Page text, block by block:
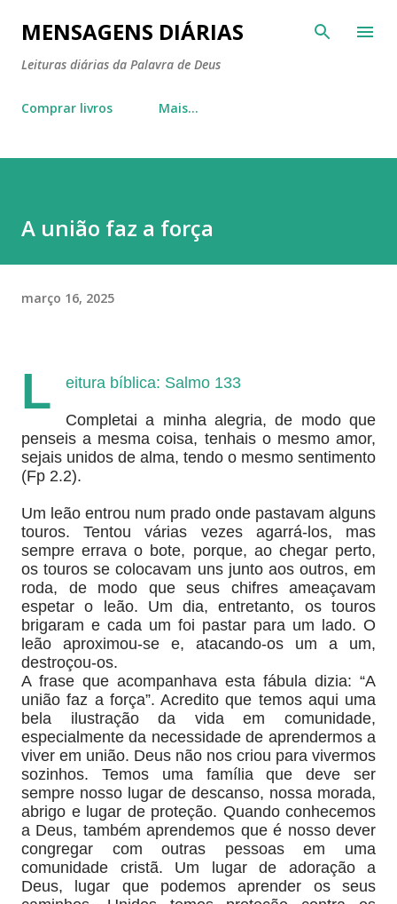
Pular para o conteúdo principal
MENSAGENS DIÁRIAS
Leituras diárias da Palavra de Deus
Comprar livros Mais…
A união faz a força
março 16, 2025
L eitura bíblica: Salmo 133
Completai a minha alegria, de modo que
penseis a mesma coisa, tenhais o mesmo amor,
sejais unidos de alma, tendo o mesmo sentimento
(Fp 2.2).
Um leão entrou num prado onde pastavam alguns
touros. Tentou várias vezes agarrá-los, mas
sempre errava o bote, porque, ao chegar perto,
os touros se colocavam uns junto aos outros, em
roda, de modo que seus chifres ameaçavam
espetar o leão. Um dia, entretanto, os touros
brigaram e cada um foi pastar para um lado. O
leão aproximou-se e, atacando-os um a um,
destroçou-os.
A frase que acompanhava esta fábula dizia: “A
união faz a força”. Acredito que temos aqui uma
bela ilustração da vida em comunidade,
especialmente da necessidade de aprendermos a
viver em união. Deus não nos criou para vivermos
sozinhos. Temos uma família que deve ser
sempre nosso lugar de descanso, nossa morada,
abrigo e lugar de proteção. Quando conhecemos
a Deus, também aprendemos que é nosso dever
congregar com outras pessoas em uma
comunidade cristã. Um lugar de adoração a
Deus, lugar que podemos aprender os seus